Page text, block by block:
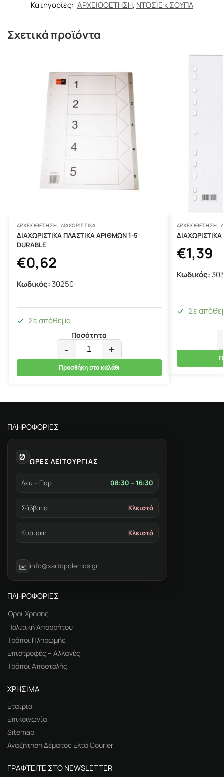
Κατηγορίες: ΑΡΧΕΙΟΘΕΤΗΣΗ, ΝΤΟΣΙΕ κ ΣΟΥΠΛ
Σχετικά προϊόντα
ΑΡΧΕΙΟΘΕΤΗΣΗ, ΔΙΑΧΩΡΙΣΤΙΚΆ
ΔΙΑΧΩΡΙΣΤΙΚΑ ΠΛΑΣΤΙΚΑ ΑΡΙΘΜΩΝ 1-5
DURABLE
€0,62
Κωδικός: 30250
Σε απόθεμα
Ποσότητα
- +
Προσθήκη στο καλάθι
ΑΡΧΕΙΟΘΕΤΗΣΗ,
€1,39
Κωδικός:
Σε
ΠΛΗΡΟΦΟΡΙΕΣ
⏰ ΩΡΕΣ ΛΕΙΤΟΥΡΓΙΑΣ
Δευ – Παρ 08:30 – 16:30
Σάββατο Κλειστά
Κυριακή Κλειστά
✉️ info@xartopolemos.gr
ΠΛΗΡΟΦΟΡΙΕΣ
Όροι Χρήσης
Πολιτική Απορρήτου
Τρόποι Πληρωμής
Επιστροφές – Αλλαγές
Τρόποι Αποστολής
ΧΡΗΣΙΜΑ
Εταιρία
Επικοινωνία
Sitemap
Αναζήτηση Δέματος Ελτά Courier
ΓΡΑΦΤΕΙΤΕ ΣΤΟ NEWSLETTER